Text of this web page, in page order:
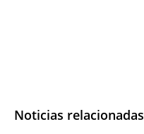
Noticias relacionadas